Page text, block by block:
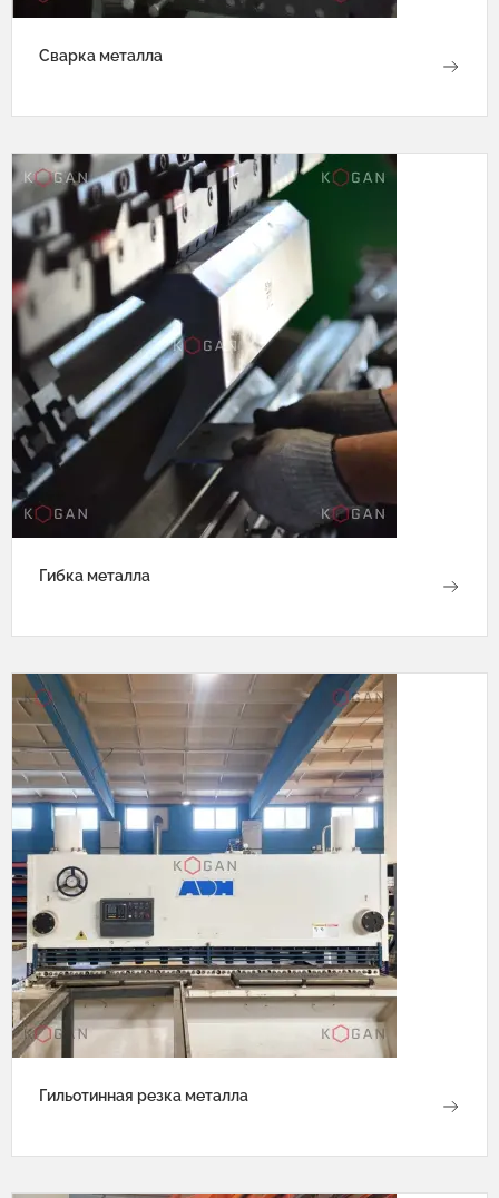
Сварка металла
Гибка металла
Гильотинная резка металла